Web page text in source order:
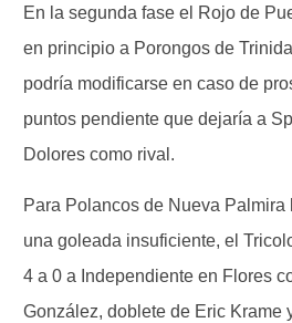
En la segunda fase el Rojo de
en principio a Porongos de
podría modificarse en caso de
puntos pendiente que dejaría a
Dolores como rival.
Para Polancos de Nueva Palmira
una goleada insuficiente, el
4 a 0 a Independiente en Flores
González, doblete de Eric Krame